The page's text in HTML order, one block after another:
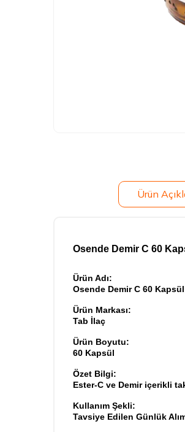
Ürün
Osende Demir C 60
Ürün Adı:
Osende Demir C 60 Kapsül
Ürün Markası:
Tab İlaç
Ürün Boyutu:
60 Kapsül
Özet Bilgi:
Ester-C ve Demir içerikli
Kullanım Şekli:
Tavsiye Edilen Günlük